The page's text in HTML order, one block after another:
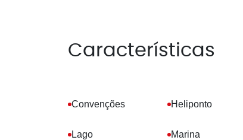
Características
Convenções Heliponto
Lago Marina